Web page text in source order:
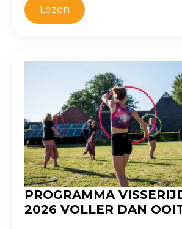
Lezen
PROGRAMMA
2026 VOLLER DAN